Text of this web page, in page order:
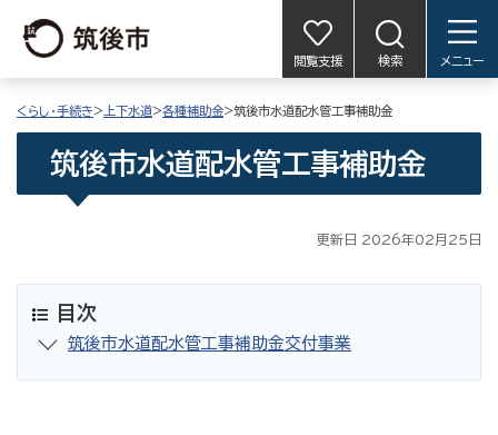
閲覧支援 検索 メニュー
くらし・手続き> 上下水道>各種補助金>筑後市水道配水管工事補助金
筑後市水道配水管工事補助金
更新日 2026年02月25日
目次
筑後市水道配水管工事補助金交付事業